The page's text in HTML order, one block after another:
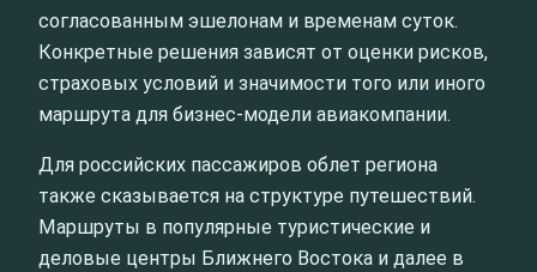
согласованным эшелонам и временам суток.
Конкретные решения зависят от оценки рисков,
страховых условий и значимости того или иного
маршрута для бизнес-модели авиакомпании.
Для российских пассажиров облет региона
также сказывается на структуре путешествий.
Маршруты в популярные туристические и
деловые центры Ближнего Востока и далее в